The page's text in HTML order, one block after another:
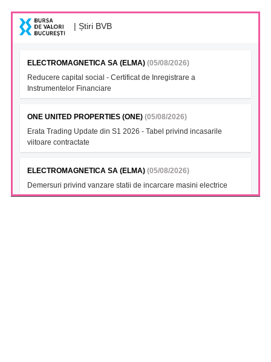
| Știri BVB
ELECTROMAGNETICA SA (ELMA) (05/08/2026)
Reducere capital social - Certificat de Inregistrare a
Instrumentelor Financiare
ONE UNITED PROPERTIES (ONE) (05/08/2026)
Erata Trading Update din S1 2026 - Tabel privind incasarile
viitoare contractate
ELECTROMAGNETICA SA (ELMA) (05/08/2026)
Demersuri privind vanzare statii de incarcare masini electrice